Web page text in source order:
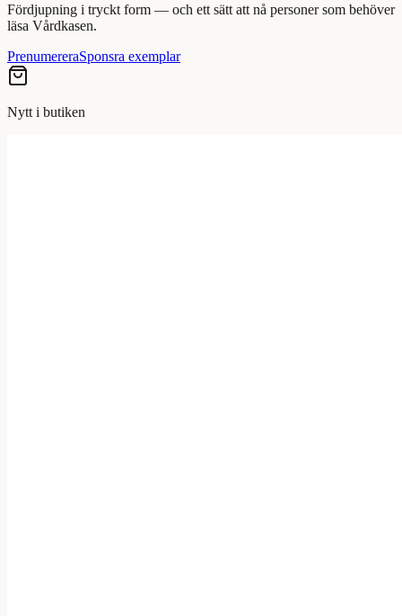
Fördjupning i tryckt form — och ett sätt att nå personer som behöver
läsa Vårdkasen.
PrenumereraSponsra exemplar
Nytt i butiken